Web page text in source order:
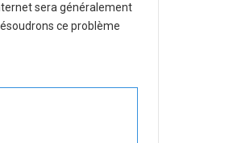
sera généralement
ce problème